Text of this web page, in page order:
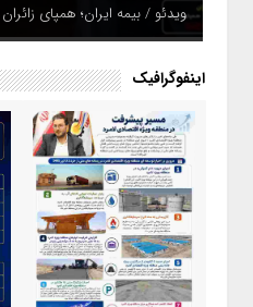
ویدئو / بیمه ایران؛ همپای زائران
اینفوگرافیک